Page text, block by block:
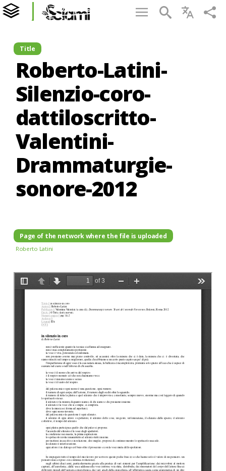
Title
Roberto-Latini-
Silenzio-coro-
dattiloscritto-
Valentini-
Drammaturgie-
sonore-2012
Page of the network where the file is uploaded
Roberto Latini